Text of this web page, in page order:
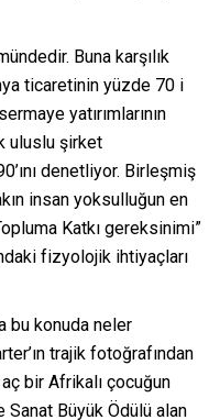
Buna karşılık
ticaretinin yüzde 70 i
yatırımlarının
uluslu şirket
denetliyor. Birleşmiş
insan yoksulluğun en
Katkı gereksinimi”
fizyolojik ihtiyaçları
bu konuda neler
trajik fotoğrafından
bir Afrikalı çocuğun
Sanat Büyük Ödülü alan